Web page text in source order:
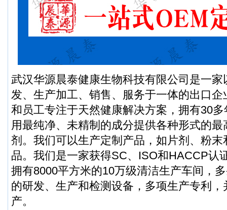
武汉华源晨泰健康生物科技有限公司是一
发、生产加工、销售、服务于一体的出口
和员工专注于天然健康解决方案，拥有30
用最纯净、未精制的成分提供各种形式的
剂。我们可以生产定制产品，如片剂、粉
品。我们是一家获得SC、ISO和HACCP认
拥有8000平方米的10万级清洁生产车间，
的研发、生产和检测设备，多项生产专利
产。